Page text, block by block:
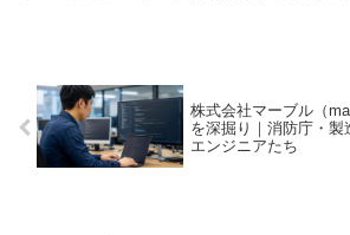
株式会社マーブル（
を深掘り｜消防庁・
エンジニアたち